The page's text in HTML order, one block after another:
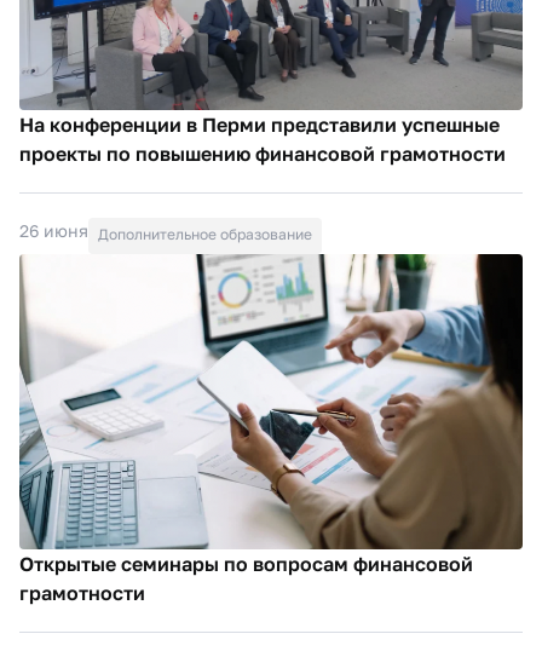
На конференции в Перми представили успешные
проекты по повышению финансовой грамотности
26 июня Дополнительное образование
Открытые семинары по вопросам финансовой
грамотности